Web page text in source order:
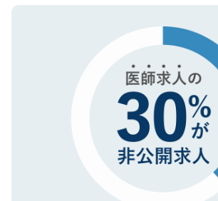
で、機密保持に関してもご安
ので、まずはご登録ください